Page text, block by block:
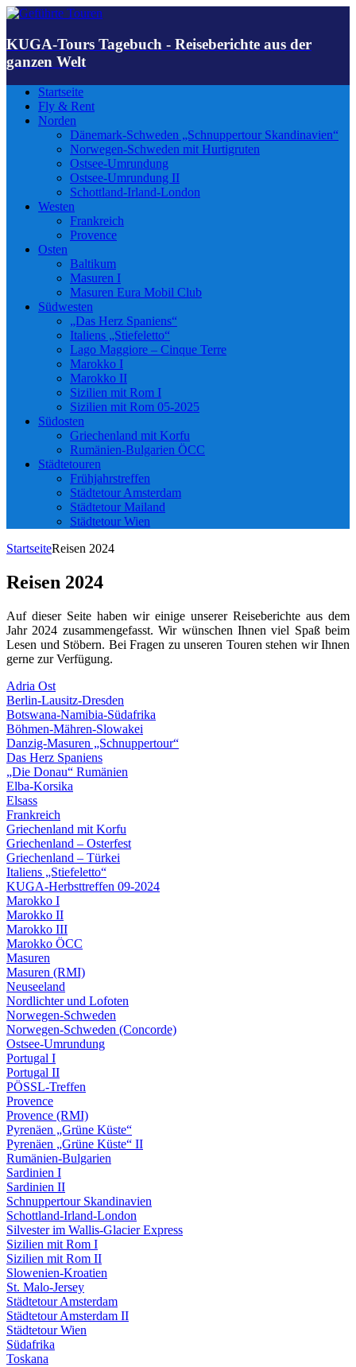
KUGA-Tours Tagebuch - Reiseberichte aus der
ganzen Welt
Startseite
Fly & Rent
Norden
Dänemark-Schweden „Schnuppertour Skandinavien“
Norwegen-Schweden mit Hurtigruten
Ostsee-Umrundung
Ostsee-Umrundung II
Schottland-Irland-London
Westen
Frankreich
Provence
Osten
Baltikum
Masuren I
Masuren Eura Mobil Club
Südwesten
„Das Herz Spaniens“
Italiens „Stiefeletto“
Lago Maggiore – Cinque Terre
Marokko I
Marokko II
Sizilien mit Rom I
Sizilien mit Rom 05-2025
Südosten
Griechenland mit Korfu
Rumänien-Bulgarien ÖCC
Städtetouren
Frühjahrstreffen
Städtetour Amsterdam
Städtetour Mailand
Städtetour Wien
StartseiteReisen 2024
Reisen 2024
Auf dieser Seite haben wir einige unserer Reiseberichte aus dem
Jahr 2024 zusammengefasst. Wir wünschen Ihnen viel Spaß beim
Lesen und Stöbern. Bei Fragen zu unseren Touren stehen wir Ihnen
gerne zur Verfügung.
Adria Ost
Berlin-Lausitz-Dresden
Botswana-Namibia-Südafrika
Böhmen-Mähren-Slowakei
Danzig-Masuren „Schnuppertour“
Das Herz Spaniens
„Die Donau“ Rumänien
Elba-Korsika
Elsass
Frankreich
Griechenland mit Korfu
Griechenland – Osterfest
Griechenland – Türkei
Italiens „Stiefeletto“
KUGA-Herbsttreffen 09-2024
Marokko I
Marokko II
Marokko III
Marokko ÖCC
Masuren
Masuren (RMI)
Neuseeland
Nordlichter und Lofoten
Norwegen-Schweden
Norwegen-Schweden (Concorde)
Ostsee-Umrundung
Portugal I
Portugal II
PÖSSL-Treffen
Provence
Provence (RMI)
Pyrenäen „Grüne Küste“
Pyrenäen „Grüne Küste“ II
Rumänien-Bulgarien
Sardinien I
Sardinien II
Schnuppertour Skandinavien
Schottland-Irland-London
Silvester im Wallis-Glacier Express
Sizilien mit Rom I
Sizilien mit Rom II
Slowenien-Kroatien
St. Malo-Jersey
Städtetour Amsterdam
Städtetour Amsterdam II
Städtetour Wien
Südafrika
Toskana